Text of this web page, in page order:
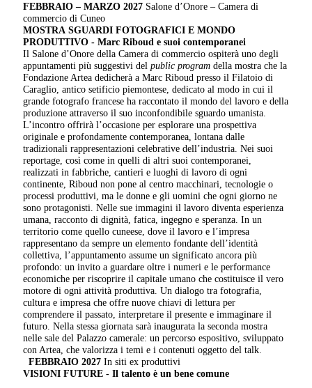
FEBBRAIO – MARZO 2027 Salone d’Onore – Camera di
commercio di Cuneo
MOSTRA SGUARDI FOTOGRAFICI E MONDO
PRODUTTIVO -Marc Riboud e suoi contemporanei
Il Salone d’Onore della Camera di commercio ospiterà uno degli
appuntamenti più suggestivi delpublic programdella mostra che la
Fondazione Artea dedicherà a Marc Riboud presso il Filatoio di
Caraglio, antico setificio piemontese, dedicato al modo in cui il
grande fotografo francese ha raccontato il mondo del lavoro e della
produzione attraverso il suo inconfondibile sguardo umanista.
L’incontro offrirà l’occasione per esplorare una prospettiva
originale e profondamente contemporanea, lontana dalle
tradizionali rappresentazioni celebrative dell’industria. Nei suoi
reportage, così come in quelli di altri suoi contemporanei,
realizzati in fabbriche, cantieri e luoghi di lavoro di ogni
continente, Riboud non pone al centro macchinari, tecnologie o
processi produttivi, ma le donne e gli uomini che ogni giorno ne
sono protagonisti. Nelle sue immagini il lavoro diventa esperienza
umana, racconto di dignità, fatica, ingegno e speranza. In un
territorio come quello cuneese, dove il lavoro e l’impresa
rappresentano da sempre un elemento fondante dell’identità
collettiva, l’appuntamento assume un significato ancora più
profondo: un invito a guardare oltre i numeri e le performance
economiche per riscoprire il capitale umano che costituisce il vero
motore di ogni attività produttiva. Un dialogo tra fotografia,
cultura e impresa che offre nuove chiavi di lettura per
comprendere il passato, interpretare il presente e immaginare il
futuro. Nella stessa giornata sarà inaugurata la seconda mostra
nelle sale del Palazzo camerale: un percorso espositivo, sviluppato
con Artea, che valorizza i temi e i contenuti oggetto del talk.
FEBBRAIO 2027In siti ex produttivi
VISIONI FUTURE -Il talento è un bene comune